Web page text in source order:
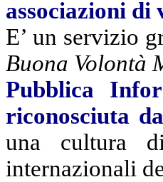
associazioni di
E’ un servizio
Buona Volontà
Pubblica
riconosciuta
una cultura
internazionali